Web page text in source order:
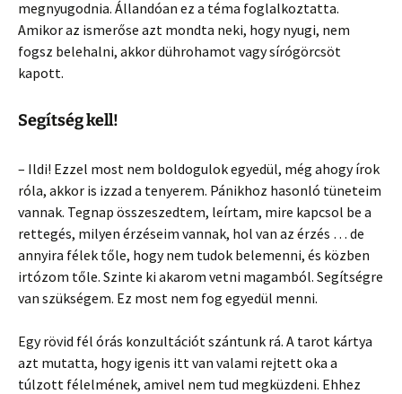
megnyugodnia. Állandóan ez a téma foglalkoztatta.
Amikor az ismerőse azt mondta neki, hogy nyugi, nem
fogsz belehalni, akkor dührohamot vagy sírógörcsöt
kapott.
Segítség kell!
– Ildi! Ezzel most nem boldogulok egyedül, még ahogy írok
róla, akkor is izzad a tenyerem. Pánikhoz hasonló tüneteim
vannak. Tegnap összeszedtem, leírtam, mire kapcsol be a
rettegés, milyen érzéseim vannak, hol van az érzés … de
annyira félek tőle, hogy nem tudok belemenni, és közben
irtózom tőle. Szinte ki akarom vetni magamból. Segítségre
van szükségem. Ez most nem fog egyedül menni.
Egy rövid fél órás konzultációt szántunk rá. A tarot kártya
azt mutatta, hogy igenis itt van valami rejtett oka a
túlzott félelmének, amivel nem tud megküzdeni. Ehhez